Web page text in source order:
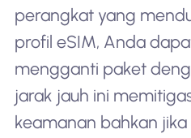
perangkat yang
profil eSIM, Anda
mengganti paket
jarak jauh ini
keamanan bahkan